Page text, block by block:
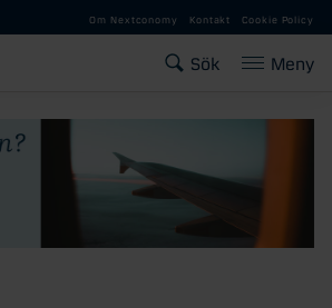
Gå till huvudinnehåll
Om Nextconomy Kontakt Cookie Policy
Sök Meny